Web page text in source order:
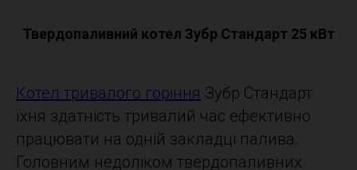
Твердопаливний котел Зубр Стандарт 25 кВт
Котел тривалого горіння Зубр Стандарт
їхня здатність тривалий час ефективно
працювати на одній закладці палива.
Головним недоліком твердопаливних